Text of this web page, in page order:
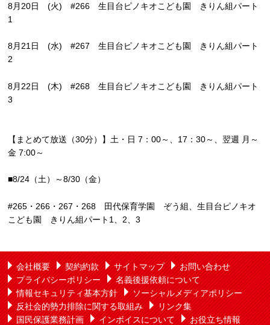
8月20日 (火) #266 生目台ピノキオこども園 きりん組パート
1
8月21日 (水) #267 生目台ピノキオこども園 きりん組パート
2
8月22日 (木) #268 生目台ピノキオこども園 きりん組パート
3
【まとめて放送（30分）】土・日 7：00～、17：30～、翌週 月～
金 7:00～
■8/24（土）～8/30（金）
#265・266・267・268 田代保育学園 ぞう組、生目台ピノキオ
こども園 きりん組パート1、2、3
会社概要 契約約款 サイトマップ
お問い合わせ
プライバシーポリシー
名義後援依頼について
情報セキュリティ基本方針
ソーシャルメディアポリシー
反社会的勢力排除に関する取組み
リンク集
国民保護業務計画
インボイスについて お役立ち情報